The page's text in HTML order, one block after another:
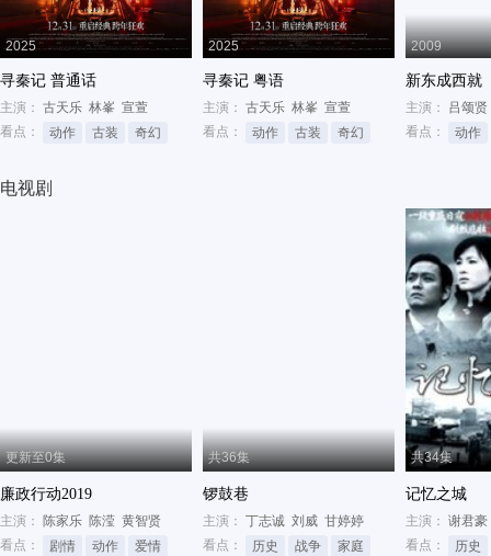
2025
寻秦记 普通话
主演： 古天乐 林峯 宣萱
看点：
动作 古装 奇幻
2025
寻秦记 粤语
主演： 古天乐 林峯 宣萱
看点：
动作 古装 奇幻
2009
新东成西就
主演： 吕颂贤
看点：
动作
电视剧
更新至0集
廉政行动2019
主演： 陈家乐 陈滢 黄智贤
看点：
剧情 动作 爱情
共36集
锣鼓巷
主演： 丁志诚 刘威 甘婷婷
看点：
历史 战争 家庭
共34集
记忆之城
主演： 谢君豪
看点：
历史